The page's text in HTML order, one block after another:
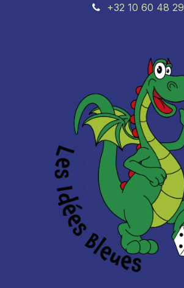
+32 10 60 48 29